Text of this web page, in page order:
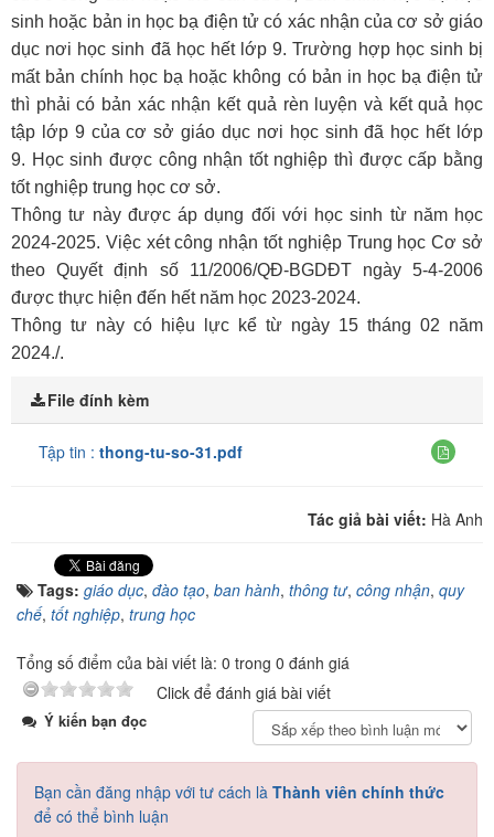
sinh hoặc bản in học bạ điện tử có xác nhận của cơ sở giáo
dục nơi học sinh đã học hết lớp 9. Trường hợp học sinh bị
mất bản chính học bạ hoặc không có bản in học bạ điện tử
thì phải có bản xác nhận kết quả rèn luyện và kết quả học
tập lớp 9 của cơ sở giáo dục nơi học sinh đã học hết lớp
9. Học sinh được công nhận tốt nghiệp thì được cấp bằng
tốt nghiệp trung học cơ sở.
Thông tư này được áp dụng đối với học sinh từ năm học
2024-2025. Việc xét công nhận tốt nghiệp Trung học Cơ sở
theo Quyết định số 11/2006/QĐ-BGDĐT ngày 5-4-2006
được thực hiện đến hết năm học 2023-2024.
Thông tư này có hiệu lực kể từ ngày 15 tháng 02 năm
2024./.
File đính kèm
Tập tin : thong-tu-so-31.pdf
Tác giả bài viết: Hà Anh
Tags: giáo dục, đào tạo, ban hành, thông tư, công nhận, quy
chế, tốt nghiệp, trung học
Tổng số điểm của bài viết là: 0 trong 0 đánh giá
Click để đánh giá bài viết
Ý kiến bạn đọc
Bạn cần đăng nhập với tư cách là Thành viên chính thức
để có thể bình luận